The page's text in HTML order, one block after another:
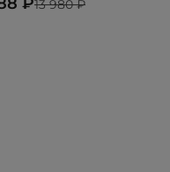
13 980 ₽